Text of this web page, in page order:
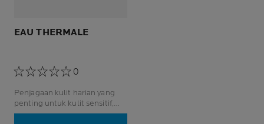
EAU THERMALE
0
Penjagaan kulit harian yang
penting untuk kulit sensitif,
walaupun untuk kulit yang